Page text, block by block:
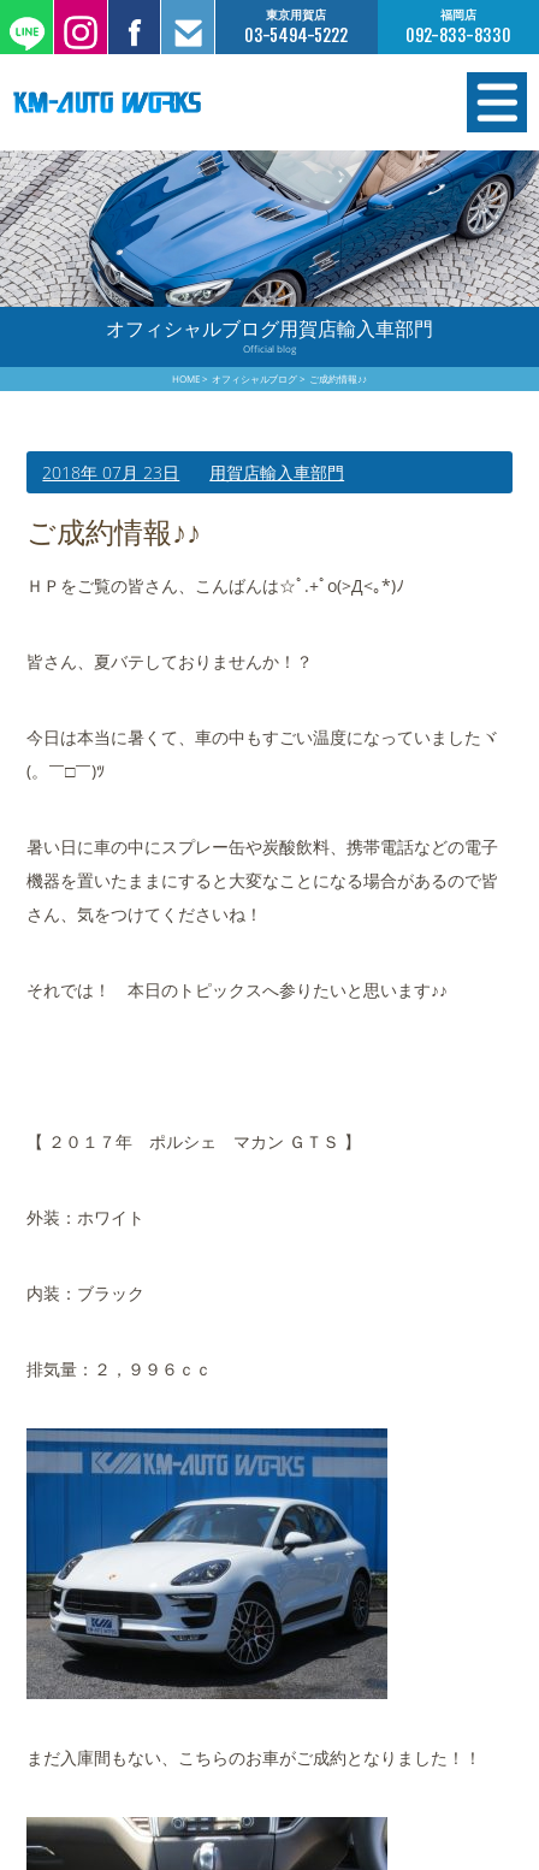
東京用賀店
03-5494-5222
福岡店
092-833-8330
在庫情報
オーダー販売
工場サービス
保証について
買取査定のご案内
会社概要
オフィシャルブログ用賀店輸入車部門
Official blog
HOME オフィシャルブログ ご成約情報♪♪
2018年 07月 23日 用賀店輸入車部門
ご成約情報♪♪
ＨＰをご覧の皆さん、こんばんは☆ﾟ.+ﾟo(>Д<｡*)ﾉ
皆さん、夏バテしておりませんか！？
今日は本当に暑くて、車の中もすごい温度になっていましたヾ
(。￣□￣)ﾂ
暑い日に車の中にスプレー缶や炭酸飲料、携帯電話などの電子
機器を置いたままにすると大変なことになる場合があるので皆
さん、気をつけてくださいね！
それでは！ 本日のトピックスへ参りたいと思います♪♪
【 ２０１７年 ポルシェ マカン ＧＴＳ 】
外装：ホワイト
内装：ブラック
排気量：２，９９６ｃｃ
まだ入庫間もない、こちらのお車がご成約となりました！！